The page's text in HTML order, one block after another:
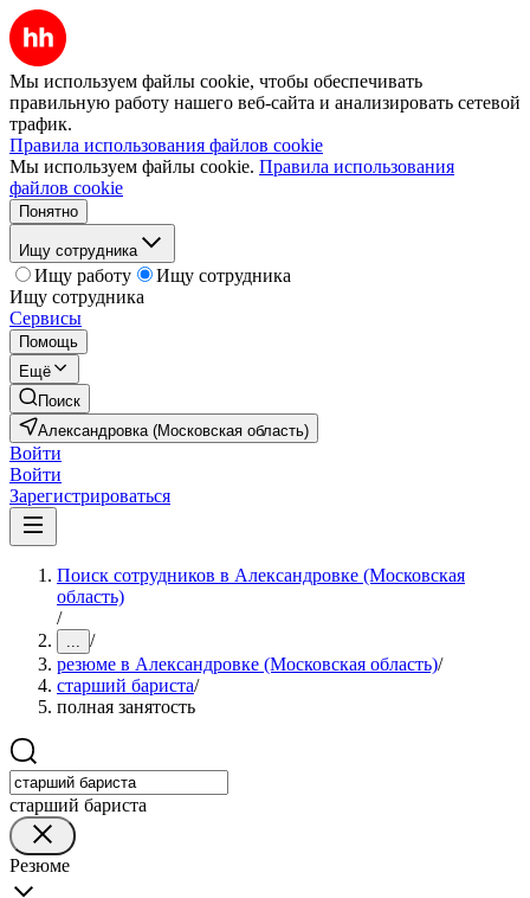
Мы используем файлы cookie, чтобы обеспечивать
правильную работу нашего веб-сайта и анализировать сетевой
трафик.
Правила использования файлов cookie
Мы используем файлы cookie. Правила использования
файлов cookie
Понятно
Ищу сотрудника
Ищу работу
Ищу сотрудника
Ищу сотрудника
Сервисы
Помощь
Ещё
Поиск
Александровка (Московская область)
Войти
Войти
Зарегистрироваться
Поиск сотрудников в Александровке (Московская
область)
/
... /
резюме в Александровке (Московская область)/
старший бариста/
полная занятость
старший бариста
Резюме